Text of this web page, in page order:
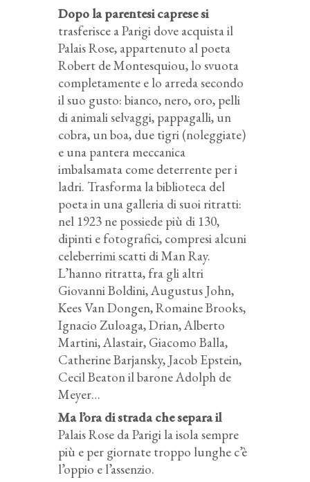
Dopo la parentesi caprese si
trasferisce a Parigi dove acquista il
Palais Rose, appartenuto al poeta
Robert de Montesquiou, lo svuota
completamente e lo arreda secondo
il suo gusto: bianco, nero, oro, pelli
di animali selvaggi, pappagalli, un
cobra, un boa, due tigri (noleggiate)
e una pantera meccanica
imbalsamata come deterrente per i
ladri. Trasforma la biblioteca del
poeta in una galleria di suoi ritratti:
nel 1923 ne possiede più di 130,
dipinti e fotografici, compresi alcuni
celeberrimi scatti di Man Ray.
L’hanno ritratta, fra gli altri
Giovanni Boldini, Augustus John,
Kees Van Dongen, Romaine Brooks,
Ignacio Zuloaga, Drian, Alberto
Martini, Alastair, Giacomo Balla,
Catherine Barjansky, Jacob Epstein,
Cecil Beaton il barone Adolph de
Meyer…
Ma l’ora di strada che separa il
Palais Rose da Parigi la isola sempre
più e per giornate troppo lunghe c’è
l’oppio e l’assenzio.